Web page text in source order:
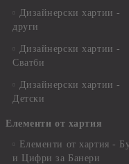
Дизайнерски хартии -
други
Дизайнерски хартии -
Сватби
Дизайнерски хартии -
Детски
Елементи от хартия
Елементи от хартия -
и Цифри за Банери